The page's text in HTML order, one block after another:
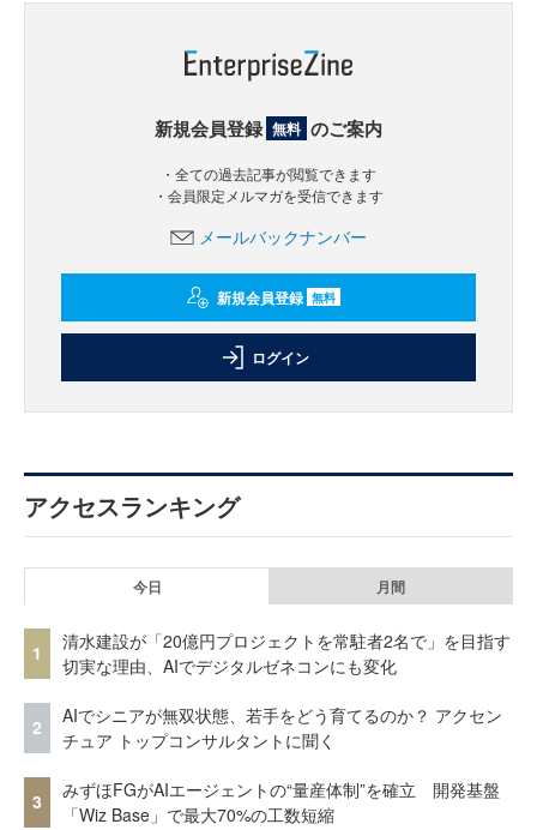
新規会員登録 無料 のご案内
・全ての過去記事が閲覧できます
・会員限定メルマガを受信できます
メールバックナンバー
新規会員登録 無料
ログイン
アクセスランキング
今日 月間
1
清水建設が「20億円プロジェクトを常駐者2名で」を目指す
切実な理由、AIでデジタルゼネコンにも変化
2
AIでシニアが無双状態、若手をどう育てるのか？ アクセン
チュア トップコンサルタントに聞く
3
みずほFGがAIエージェントの“量産体制”を確立 開発基盤
「Wiz Base」で最大70%の工数短縮